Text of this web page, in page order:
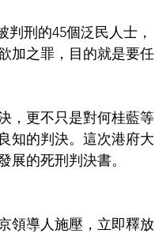
刑的45個泛民人士，
加之罪，目的就是要任
，更不只是對何桂藍等
知的判決。這次港府大
的死刑判決書。
領導人施壓，立即釋放